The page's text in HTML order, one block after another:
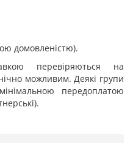
домовленістю).
перевіряються на
можливим. Деякі групи
передоплатою